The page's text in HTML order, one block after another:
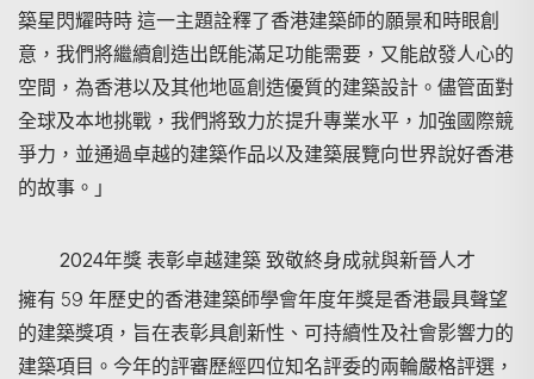
築星閃耀時時 這一主題詮釋了香港建築師的願景和時眼創
意，我們將繼續創造出旣能滿足功能需要，又能啟發人心的
空間，為香港以及其他地區創造優質的建築設計。儘管面對
全球及本地挑戰，我們將致力於提升專業水平，加強國際競
爭力，並通過卓越的建築作品以及建築展覽向世界說好香港
的故事。」
2024年獎 表彰卓越建築 致敬終身成就與新晉人才
擁有 59 年歷史的香港建築師學會年度年獎是香港最具聲望
的建築獎項，旨在表彰具創新性、可持續性及社會影響力的
建築項目。今年的評審歷經四位知名評委的兩輪嚴格評選，